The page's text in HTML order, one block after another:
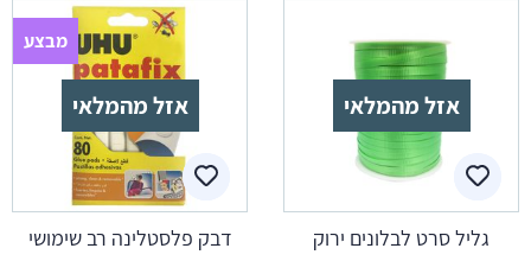
אזל מהמלאי
גליל סרט לבלונים ירוק
אזל מהמלאי
מבצע
דבק פלסטלינה רב שימושי